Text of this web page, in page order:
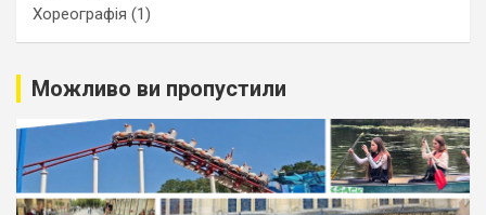
Хореографія (1)
Можливо ви пропустили